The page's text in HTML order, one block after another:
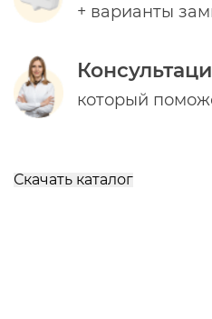
+ варианты
который
Скачать каталог